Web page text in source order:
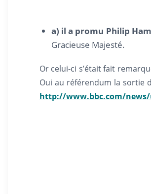
a) il a promu Philip
Gracieuse Majesté.
Or celui-ci s’était fait
Oui au référendum la sortie
http://www.bbc.com/news/